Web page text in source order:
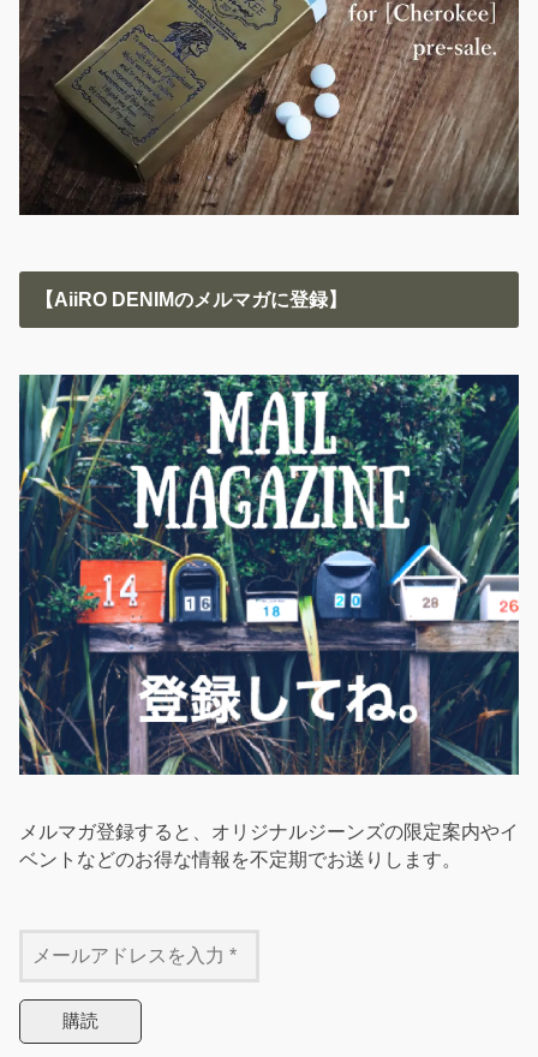
【AiiRO DENIMのメルマガに登録】
メルマガ登録すると、オリジナルジーンズの限定案内やイ
ベントなどのお得な情報を不定期でお送りします。